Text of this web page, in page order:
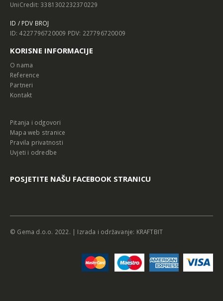
UniCredit: 3381302232370229
ID / PDV BROJ
ID: 4227796720009 PDV: 227796720009
KORISNE INFORMACIJE
O nama
Reference
Partneri
Kontakt
Pitanja i odgovori
Mapa web stranice
Pravila privatnosti
Uvjeti i odredbe
POSJETITE NAŠU FACEBOOK STRANICU
© Gema d.o.o. 2022. | Izrada i održavanje: KRAFTBIT